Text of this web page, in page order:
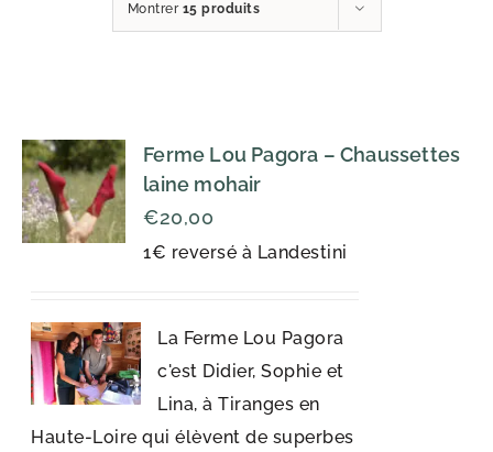
Montrer 15 produits
Ferme Lou Pagora – Chaussettes
laine mohair
1€ reversé à Landestini
€20,00
La Ferme Lou Pagora
c'est Didier, Sophie et
Lina, à Tiranges en
Haute-Loire qui élèvent de superbes